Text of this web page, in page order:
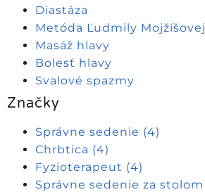
Diastáza
Metóda Ľudmily Mojžíšovej
Masáž hlavy
Bolesť hlavy
Svalové spazmy
Značky
Správne sedenie (4)
Chrbtica (4)
Fyzioterapeut (4)
Správne sedenie za stolom